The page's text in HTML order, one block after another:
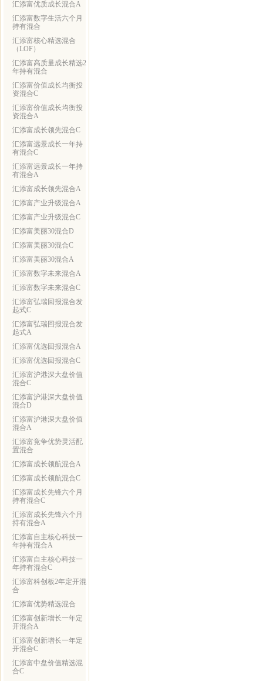
汇添富优质成长混合A
汇添富数字生活六个月
持有混合
汇添富核心精选混合
（LOF）
汇添富高质量成长精选2
年持有混合
汇添富价值成长均衡投
资混合C
汇添富价值成长均衡投
资混合A
汇添富成长领先混合C
汇添富远景成长一年持
有混合C
汇添富远景成长一年持
有混合A
汇添富成长领先混合A
汇添富产业升级混合A
汇添富产业升级混合C
汇添富美丽30混合D
汇添富美丽30混合C
汇添富美丽30混合A
汇添富数字未来混合A
汇添富数字未来混合C
汇添富弘瑞回报混合发
起式C
汇添富弘瑞回报混合发
起式A
汇添富优选回报混合A
汇添富优选回报混合C
汇添富沪港深大盘价值
混合C
汇添富沪港深大盘价值
混合D
汇添富沪港深大盘价值
混合A
汇添富竞争优势灵活配
置混合
汇添富成长领航混合A
汇添富成长领航混合C
汇添富成长先锋六个月
持有混合C
汇添富成长先锋六个月
持有混合A
汇添富自主核心科技一
年持有混合A
汇添富自主核心科技一
年持有混合C
汇添富科创板2年定开混
合
汇添富优势精选混合
汇添富创新增长一年定
开混合A
汇添富创新增长一年定
开混合C
汇添富中盘价值精选混
合C